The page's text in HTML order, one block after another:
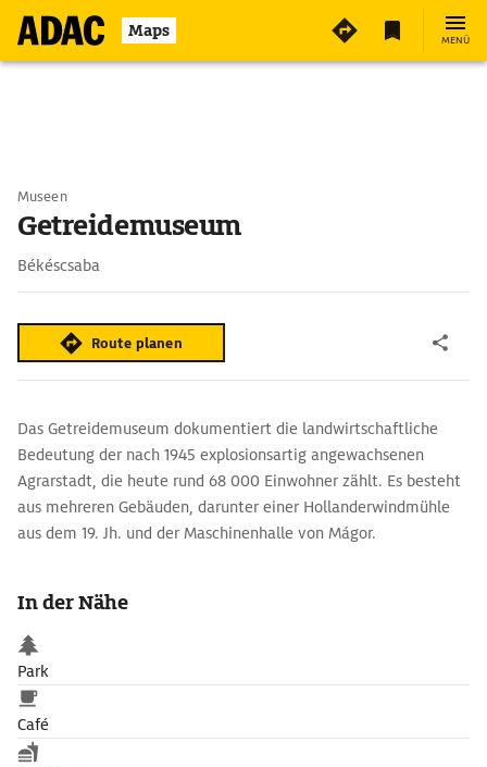
Maps MENÜ
Museen
Getreidemuseum
Békéscsaba
Route planen
Das Getreidemuseum dokumentiert die landwirtschaftliche
Bedeutung der nach 1945 explosionsartig angewachsenen
Agrarstadt, die heute rund 68 000 Einwohner zählt. Es besteht
aus mehreren Gebäuden, darunter einer Hollanderwindmühle
aus dem 19. Jh. und der Maschinenhalle von Mágor.
In der Nähe
Park
Café